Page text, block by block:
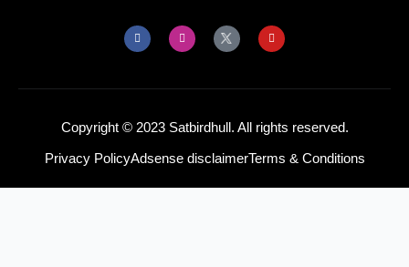
a
c
e
o
n
s
t
r
o
u
t
e
Copyright © 2023 Satbirdhull. All rights reserved.
Privacy PolicyAdsense disclaimerTerms & Conditions